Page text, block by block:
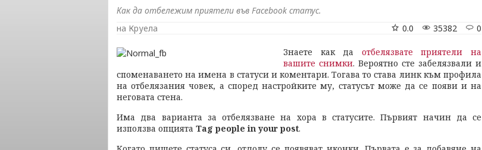
Как да отбележим приятели във Facebook статус.
на Круела
0
35382
0.0
Знаете как да отбелязвате приятели на
вашите снимки. Вероятно сте забелязвали и
споменаването на имена в статуси и коментари. Тогава то става линк към профила
на отбелязания човек, а според настройките му, статусът може да се появи и на
неговата стена.
Има два варианта за отбелязване на хора в статусите. Първият начин да се
използва опцията Tag people in your post.